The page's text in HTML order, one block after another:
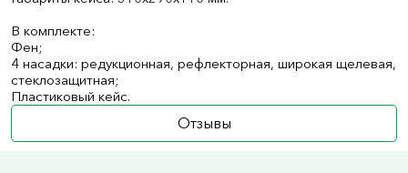
В комплекте:
Фен;
4 насадки: редукционная, рефлекторная, широкая щелевая,
стеклозащитная;
Пластиковый кейс.
Отзывы